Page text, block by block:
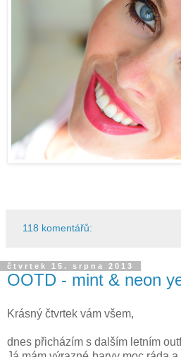
118 komentářů:
čtvrtek 15. srpna 2013
OOTD - mint & neon
Krásný čtvrtek vám všem,
dnes přicházím s dalším letním